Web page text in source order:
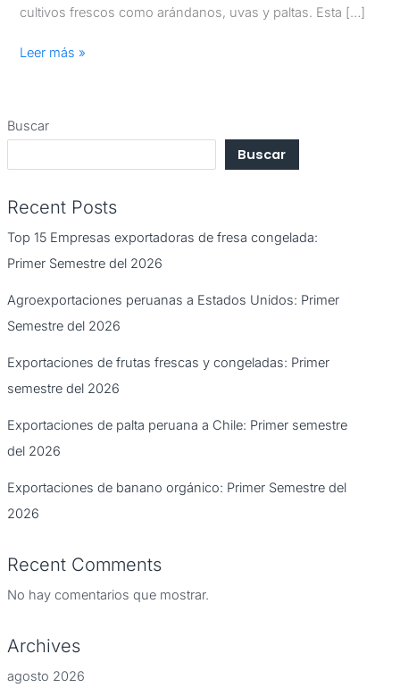
cultivos frescos como arándanos, uvas y paltas. Esta […]
Leer más »
Buscar
Buscar
Recent Posts
Top 15 Empresas exportadoras de fresa congelada:
Primer Semestre del 2026
Agroexportaciones peruanas a Estados Unidos: Primer
Semestre del 2026
Exportaciones de frutas frescas y congeladas: Primer
semestre del 2026
Exportaciones de palta peruana a Chile: Primer semestre
del 2026
Exportaciones de banano orgánico: Primer Semestre del
2026
Recent Comments
No hay comentarios que mostrar.
Archives
agosto 2026